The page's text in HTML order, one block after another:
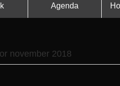
Agenda
november 2018